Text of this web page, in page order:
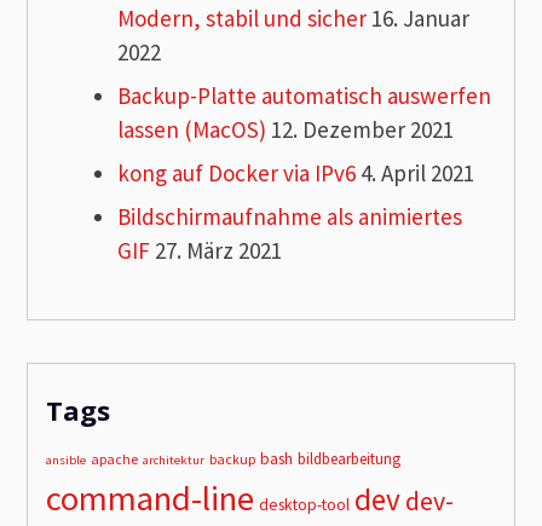
Modern, stabil und sicher 16. Januar
2022
Backup-Platte automatisch auswerfen
lassen (MacOS) 12. Dezember 2021
kong auf Docker via IPv6 4. April 2021
Bildschirmaufnahme als animiertes
GIF 27. März 2021
Tags
ansible apache architektur backup bash bildbearbeitung
command-line desktop-tool devdev-